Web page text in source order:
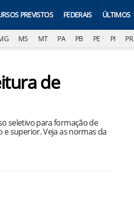
PREVISTOS FEDERAIS ÚLTIMOS
MS MT PA PB PE PI PR
de
seletivo para formação de
superior. Veja as normas da